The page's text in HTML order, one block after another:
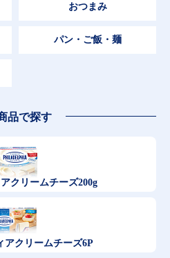
おつまみ
パン・ご飯・麺
品で探す
クリームチーズ200g
アクリームチーズ6P